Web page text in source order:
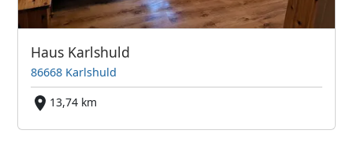
Haus Karlshuld
86668 Karlshuld
13,74 km